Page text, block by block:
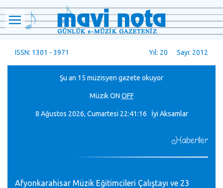
ISSN: 1301 - 3971 Yıl: 20 Sayı: 2012
Şu an 15 müzisyen gazete okuyor
MüzikON OFF
8 Ağustos 2026, Cumartesi 22:41:17 İyi Aksamlar
Haberler
Afyonkarahisar Müzik Eğitimcileri Çalıştayı ve 23